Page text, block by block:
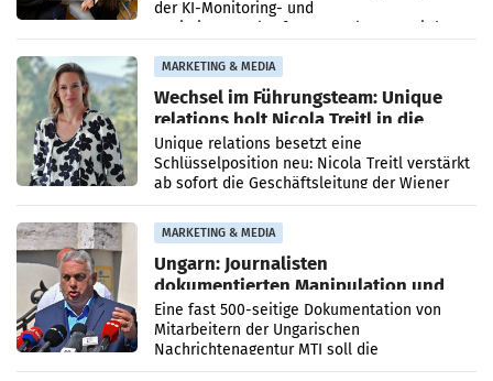
der KI-Monitoring- und
Optimierungsplattform OtterlyAI. Damit baut
MARKETING & MEDIA
Wechsel im Führungsteam: Unique
relations holt Nicola Treitl in die
Geschäftsleitung
Unique relations besetzt eine
Schlüsselposition neu: Nicola Treitl verstärkt
ab sofort die Geschäftsleitung der Wiener
PR-Agentur an der Seite von Josef Kalina und
Anna Kalina-Mahr.
MARKETING & MEDIA
Ungarn: Journalisten
dokumentierten Manipulation und
Zensur
Eine fast 500-seitige Dokumentation von
Mitarbeitern der Ungarischen
Nachrichtenagentur MTI soll die
systematische Nachrichten-Manipulation und